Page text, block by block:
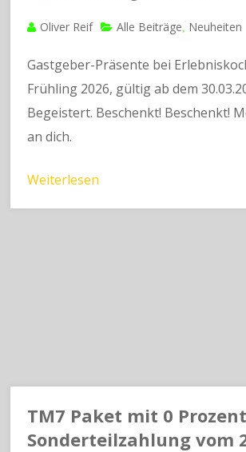
Oliver Reif Alle Beiträge Neuheiten
Gastgeber-Präsente bei
Frühling 2026, gültig ab dem
Begeistert. Beschenkt! Beschenkt!
an dich.
Weiterlesen
TM7 Paket mit 0 Prozent
Sonderteilzahlung vom